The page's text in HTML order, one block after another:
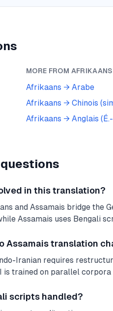
MORE FROM AFRIKAANS
Afrikaans → Arabe
Afrikaans → Chinois
Afrikaans → Anglais
in this translation?
and Assamais bridge the
Assamais uses Bengali
Assamais translation
Iranian requires
is trained on parallel
scripts handled?